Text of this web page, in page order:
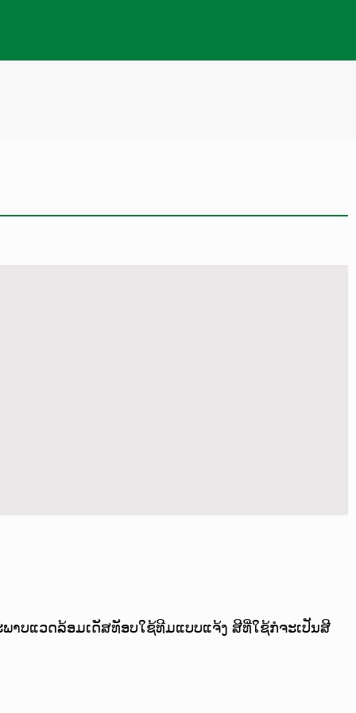
າບແວດລ້ອມເດັສທັອບໃຊ້ທີມແບບແຈ້ງ ສີທີ່ໃຊ້ກໍຈະເປັນສີ